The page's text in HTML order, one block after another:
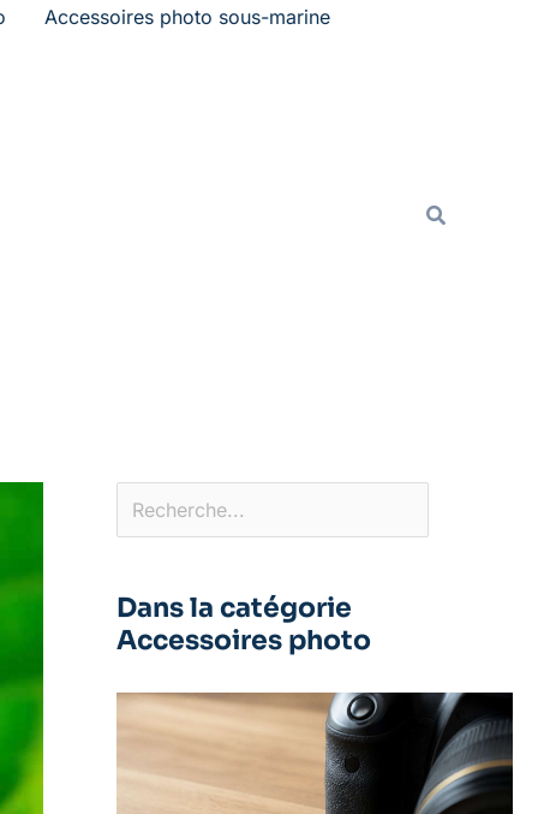
Accessoires photo sous-marine
Rechercher
Dans la catégorie
Accessoires photo